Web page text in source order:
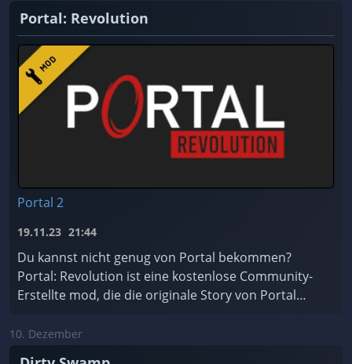
Portal: Revolution
Portal 2
19.11.23 21:44
Du kannst nicht genug von Portal bekommen?
Portal: Revolution ist eine kostenlose Community-
Erstellte mod, die die originale Story von Portal
10. Dezember